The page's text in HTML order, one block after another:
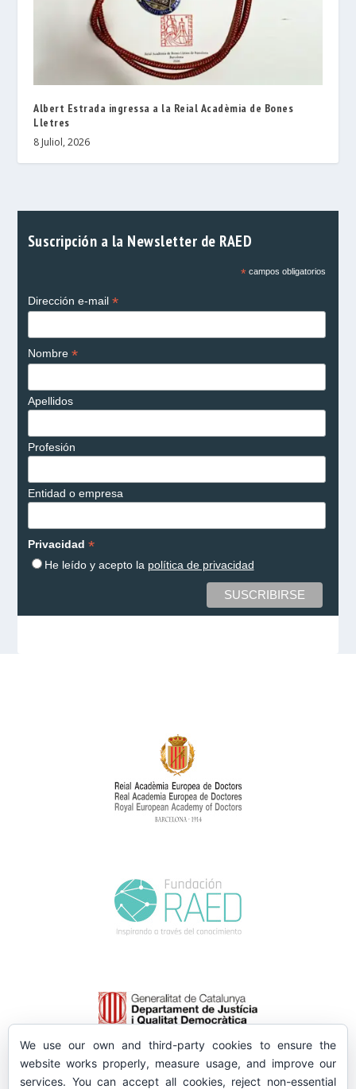
Albert Estrada ingressa a la Reial Acadèmia de Bones
Lletres
8 Juliol, 2026
Suscripción a la Newsletter de RAED
*campos obligatorios
Dirección e-mail *
Nombre *
Apellidos
Profesión
Entidad o empresa
Privacidad *
He leído y acepto la política de privacidad
We use our own and third-party cookies to ensure the
website works properly, measure usage, and improve our
services. You can accept all cookies, reject non-essential